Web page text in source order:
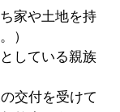
家や土地を持
）
している親族
交付を受けて